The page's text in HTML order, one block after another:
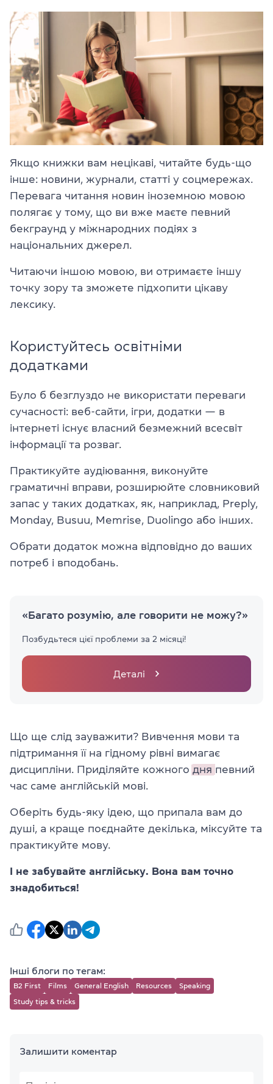
Якщо книжки вам нецікаві, читайте будь-що
інше: новини, журнали, статті у соцмережах.
Перевага читання новин іноземною мовою
полягає у тому, що ви вже маєте певний
бекграунд у міжнародних подіях з
національних джерел.
Читаючи іншою мовою, ви отримаєте іншу
точку зору та зможете підхопити цікаву
лексику.
Користуйтесь освітніми
додатками
Було б безглуздо не використати переваги
сучасності: веб-сайти, ігри, додатки — в
інтернеті існує власний безмежний всесвіт
інформації та розваг.
Практикуйте аудіювання, виконуйте
граматичні вправи, розширюйте словниковий
запас у таких додатках, як, наприклад, Preply,
Monday, Busuu, Memrise, Duolingo або інших.
Обрати додаток можна відповідно до ваших
потреб і вподобань.
«Багато розумію, але говорити не можу?»
Позбудьтеся цієї проблеми за 2 місяці!
Деталі
Що ще слід зауважити? Вивчення мови та
підтримання її на гідному рівні вимагає
дисципліни. Приділяйте кожного дня певний
час саме англійській мові.
Оберіть будь-яку ідею, що припала вам до
душі, а краще поєднайте декілька, міксуйте та
практикуйте мову.
І не забувайте англійську. Вона вам точно
знадобиться!
Інші блоги по тегам:
B2 First Films General English Resources Speaking
Study tips & tricks
Залишити коментар